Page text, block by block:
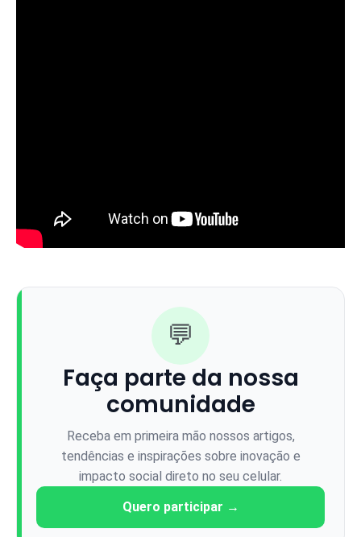
💬
Faça parte da nossa
comunidade
Receba em primeira mão nossos artigos,
tendências e inspirações sobre inovação e
impacto social direto no seu celular.
Quero participar →